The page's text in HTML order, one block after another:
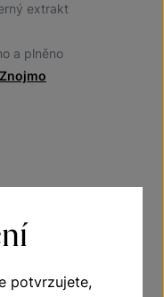
extrakt
a plněno
potvrzujete,